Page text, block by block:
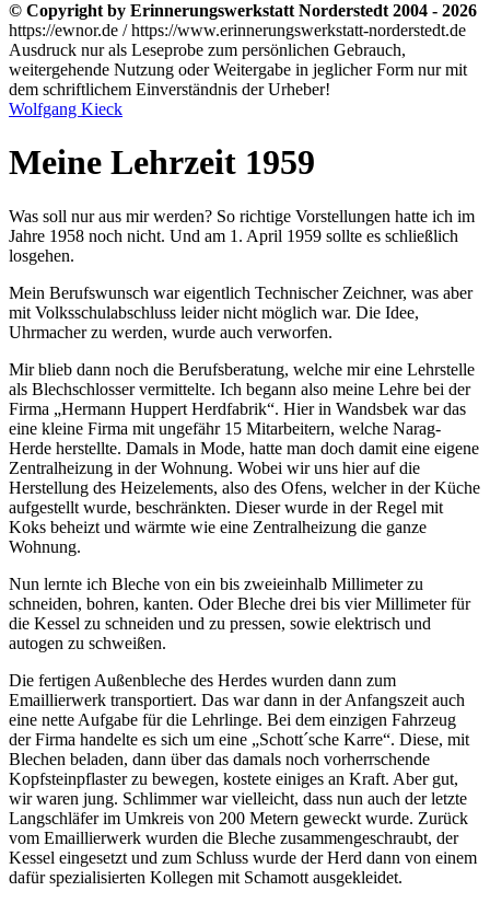
© Copyright by Erinnerungswerkstatt Norderstedt 2004 - 2026
https://ewnor.de / https://www.erinnerungswerkstatt-norderstedt.de
Ausdruck nur als Leseprobe zum persönlichen Gebrauch,
weitergehende Nutzung oder Weitergabe in jeglicher Form nur mit
dem schriftlichem Einverständnis der Urheber!
Wolfgang Kieck
Meine Lehrzeit 1959
Was soll nur aus mir werden? So richtige Vorstellungen hatte ich im
Jahre 1958 noch nicht. Und am 1. April 1959 sollte es schließlich
losgehen.
Mein Berufswunsch war eigentlich Technischer Zeichner, was aber
mit Volksschulabschluss leider nicht möglich war. Die Idee,
Uhrmacher zu werden, wurde auch verworfen.
Mir blieb dann noch die Berufsberatung, welche mir eine Lehrstelle
als Blechschlosser vermittelte. Ich begann also meine Lehre bei der
Firma
Hermann Huppert Herdfabrik . Hier in Wandsbek war das
eine kleine Firma mit ungefähr 15 Mitarbeitern, welche Narag-
Herde herstellte. Damals in Mode, hatte man doch damit eine eigene
Zentralheizung in der Wohnung. Wobei wir uns hier auf die
Herstellung des Heizelements, also des Ofens, welcher in der Küche
aufgestellt wurde, beschränkten. Dieser wurde in der Regel mit
Koks beheizt und wärmte wie eine Zentralheizung die ganze
Wohnung.
Nun lernte ich Bleche von ein bis zweieinhalb Millimeter zu
schneiden, bohren, kanten. Oder Bleche drei bis vier Millimeter für
die Kessel zu schneiden und zu pressen, sowie elektrisch und
autogen zu schweißen.
Die fertigen Außenbleche des Herdes wurden dann zum
Emaillierwerk transportiert. Das war dann in der Anfangszeit auch
eine nette Aufgabe für die Lehrlinge. Bei dem einzigen Fahrzeug
der Firma handelte es sich um eine
Schott´sche Karre . Diese, mit
Blechen beladen, dann über das damals noch vorherrschende
Kopfsteinpflaster zu bewegen, kostete einiges an Kraft. Aber gut,
wir waren jung. Schlimmer war vielleicht, dass nun auch der letzte
Langschläfer im Umkreis von 200 Metern geweckt wurde. Zurück
vom Emaillierwerk wurden die Bleche zusammengeschraubt, der
Kessel eingesetzt und zum Schluss wurde der Herd dann von einem
dafür spezialisierten Kollegen mit Schamott ausgekleidet.